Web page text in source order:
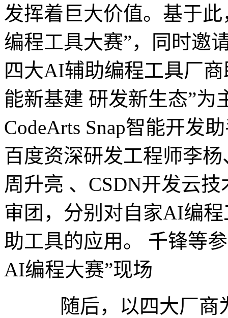
发挥着巨大价值。基于
编程工具大赛”，同时邀
四大AI辅助编程工具厂
能新基建 研发新生态”为
CodeArts Snap智能开发
百度资深研发工程师李
周升亮 、CSDN开发云
审团，分别对自家AI编
助工具的应用。 千锋等
AI编程大赛”现场
随后，以四大厂商